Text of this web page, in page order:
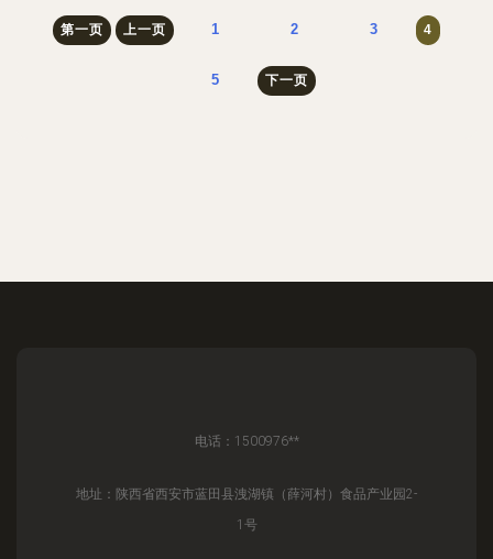
第一页 上一页 1 2 3 4
5 下一页
电话：1500976**
地址：陕西省西安市蓝田县洩湖镇（薛河村）食品产业园2-
1号